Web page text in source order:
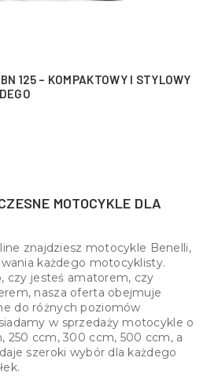
125 – KOMPAKTOWY I STYLOWY
MOTOCYKLE DLA
znajdziesz motocykle Benelli,
każdego motocyklisty.
czy jesteś amatorem, czy
nasza oferta obejmuje
do różnych poziomów
w sprzedaży motocykle o
250 ccm, 300 ccm, 500 ccm, a
szeroki wybór dla każdego